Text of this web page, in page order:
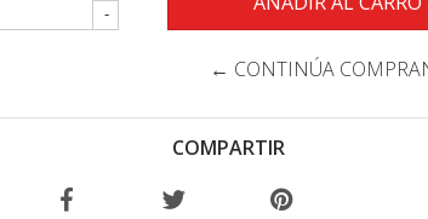
-
← CONTINÚA
COMPARTIR